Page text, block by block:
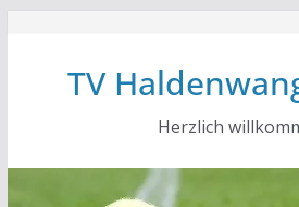
TV
Herzlich